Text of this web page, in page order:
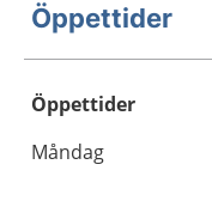
Öppettider
Öppettider
Dag
Öppettider
Kommentarer
Måndag